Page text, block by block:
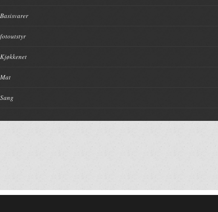
Basisvarer
fotoutstyr
Kjøkkenet
Mat
Sang